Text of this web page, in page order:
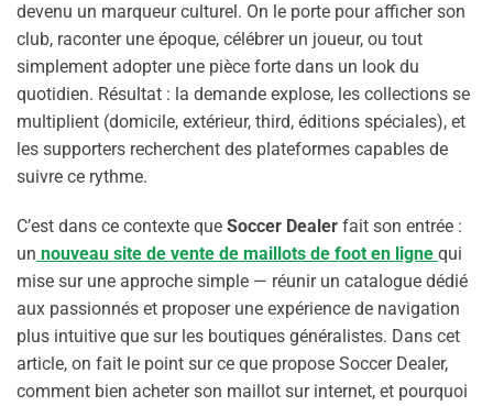
devenu un marqueur culturel. On le porte pour afficher son
club, raconter une époque, célébrer un joueur, ou tout
simplement adopter une pièce forte dans un look du
quotidien. Résultat : la demande explose, les collections se
multiplient (domicile, extérieur, third, éditions spéciales), et
les supporters recherchent des plateformes capables de
suivre ce rythme.
C’est dans ce contexte que Soccer Dealer fait son entrée :
un nouveau site de vente de maillots de foot en ligne qui
mise sur une approche simple — réunir un catalogue dédié
aux passionnés et proposer une expérience de navigation
plus intuitive que sur les boutiques généralistes. Dans cet
article, on fait le point sur ce que propose Soccer Dealer,
comment bien acheter son maillot sur internet, et pourquoi